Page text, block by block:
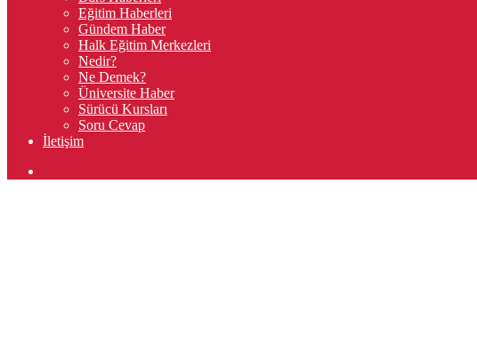
Eğitim Haberleri
Gündem Haber
Halk Eğitim Merkezleri
Nedir?
Ne Demek?
Üniversite Haber
Sürücü Kursları
Soru Cevap
İletişim